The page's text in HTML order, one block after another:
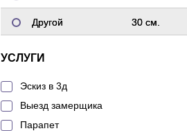
Другой 30 см.
УСЛУГИ
Эскиз в 3д
Выезд замерщика
Парапет